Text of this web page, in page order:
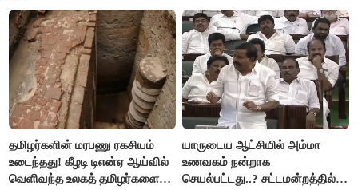
தமிழர்களின் மரபணு ரகசியம்
உடைந்தது! கீழடி டிஎன்ஏ ஆய்வில்
வெளிவந்த உலகத் தமிழர்களை
யாருடைய ஆட்சியில் அம்மா
உணவகம் நன்றாக
செயல்பட்டது..? சட்டமன்றத்தில்